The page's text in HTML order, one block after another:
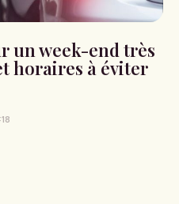
un week-end très
horaires à éviter